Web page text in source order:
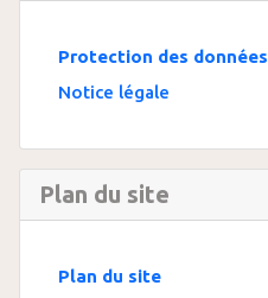
Protection des données
Notice légale
Plan du site
Plan du site